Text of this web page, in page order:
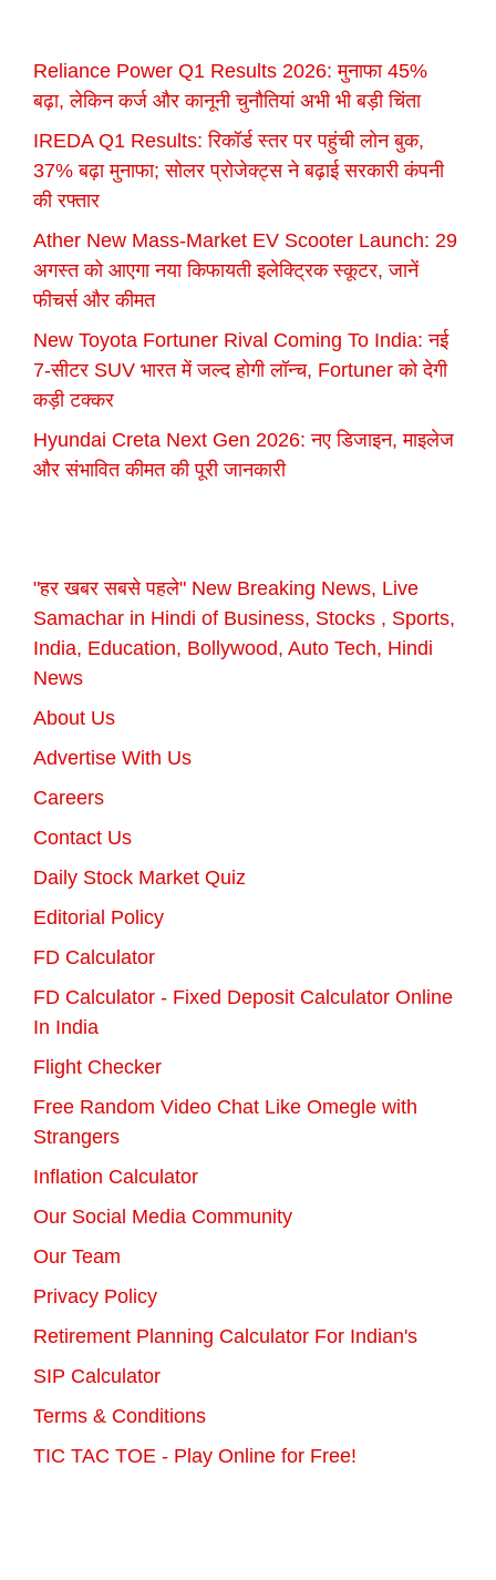
Reliance Power Q1 Results 2026: मुनाफा 45%
बढ़ा, लेकिन कर्ज और कानूनी चुनौतियां अभी भी बड़ी चिंता
IREDA Q1 Results: रिकॉर्ड स्तर पर पहुंची लोन बुक,
37% बढ़ा मुनाफा; सोलर प्रोजेक्ट्स ने बढ़ाई सरकारी कंपनी
की रफ्तार
Ather New Mass-Market EV Scooter Launch: 29
अगस्त को आएगा नया किफायती इलेक्ट्रिक स्कूटर, जानें
फीचर्स और कीमत
New Toyota Fortuner Rival Coming To India: नई
7-सीटर SUV भारत में जल्द होगी लॉन्च, Fortuner को देगी
कड़ी टक्कर
Hyundai Creta Next Gen 2026: नए डिजाइन, माइलेज
और संभावित कीमत की पूरी जानकारी
"हर खबर सबसे पहले" New Breaking News, Live
Samachar in Hindi of Business, Stocks , Sports,
India, Education, Bollywood, Auto Tech, Hindi
News
About Us
Advertise With Us
Careers
Contact Us
Daily Stock Market Quiz
Editorial Policy
FD Calculator
FD Calculator - Fixed Deposit Calculator Online
In India
Flight Checker
Free Random Video Chat Like Omegle with
Strangers
Inflation Calculator
Our Social Media Community
Our Team
Privacy Policy
Retirement Planning Calculator For Indian's
SIP Calculator
Terms & Conditions
TIC TAC TOE - Play Online for Free!